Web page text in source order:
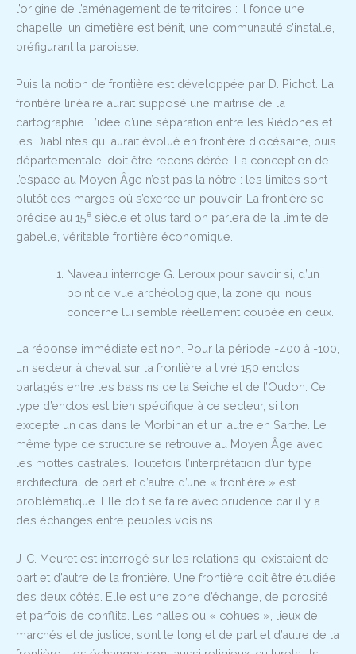
l’origine de l’aménagement de territoires : il fonde une
chapelle, un cimetière est bénit, une communauté s’installe,
préfigurant la paroisse.
Puis la notion de frontière est développée par D. Pichot. La
frontière linéaire aurait supposé une maitrise de la
cartographie. L’idée d’une séparation entre les Riédones et
les Diablintes qui aurait évolué en frontière diocésaine, puis
départementale, doit être reconsidérée. La conception de
l’espace au Moyen Âge n’est pas la nôtre : les limites sont
plutôt des marges où s’exerce un pouvoir. La frontière se
précise au 15e siècle et plus tard on parlera de la limite de
gabelle, véritable frontière économique.
Naveau interroge G. Leroux pour savoir si, d’un
point de vue archéologique, la zone qui nous
concerne lui semble réellement coupée en deux.
La réponse immédiate est non. Pour la période -400 à -100,
un secteur à cheval sur la frontière a livré 150 enclos
partagés entre les bassins de la Seiche et de l’Oudon. Ce
type d’enclos est bien spécifique à ce secteur, si l’on
excepte un cas dans le Morbihan et un autre en Sarthe. Le
même type de structure se retrouve au Moyen Âge avec
les mottes castrales. Toutefois l’interprétation d’un type
architectural de part et d’autre d’une « frontière » est
problématique. Elle doit se faire avec prudence car il y a
des échanges entre peuples voisins.
J-C. Meuret est interrogé sur les relations qui existaient de
part et d’autre de la frontière. Une frontière doit être étudiée
des deux côtés. Elle est une zone d’échange, de porosité
et parfois de conflits. Les halles ou « cohues », lieux de
marchés et de justice, sont le long et de part et d’autre de la